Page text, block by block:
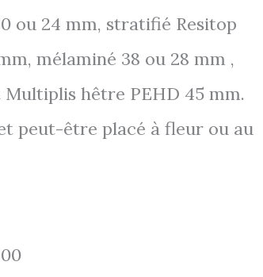
ou 24 mm, stratifié Resitop
mélaminé 38 ou 28 mm ,
hêtre PEHD 45 mm.
peut-être placé à fleur ou au